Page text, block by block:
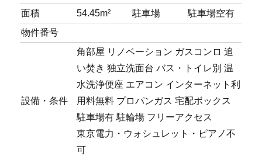
面積
54.45m² 駐車場 駐車場空有
物件番号
設備・条件
角部屋 リノベーション ガスコンロ 追
い焚き 独立洗面台 バス・トイレ別 温
水洗浄便座 エアコン インターネット利
用料無料 プロパンガス 宅配ボックス
駐車場有 駐輪場 フリーアクセス
東京電力・ウォシュレット・ピアノ不
可